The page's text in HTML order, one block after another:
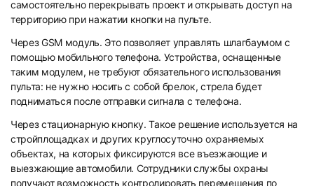
самостоятельно перекрывать проект и открывать доступ на
территорию при нажатии кнопки на пульте.
Через GSM модуль. Это позволяет управлять шлагбаумом с
помощью мобильного телефона. Устройства, оснащенные
таким модулем, не требуют обязательного использования
пульта: не нужно носить с собой брелок, стрела будет
подниматься после отправки сигнала с телефона.
Через стационарную кнопку. Такое решение используется на
стройплощадках и других круглосуточно охраняемых
объектах, на которых фиксируются все въезжающие и
выезжающие автомобили. Сотрудники службы охраны
получают возможность контролировать перемещения по